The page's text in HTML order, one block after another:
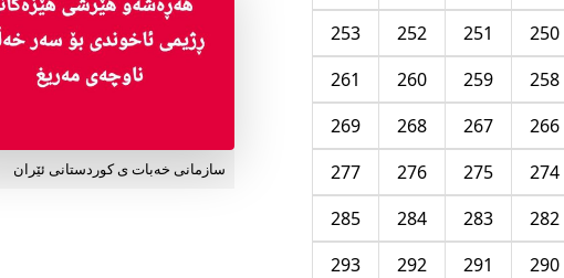
250
251
252
253
258
259
260
261
266
267
268
269
274
275
276
277
282
283
284
285
290
291
292
293
سازمانی خەبات ی کوردستانی ئێران